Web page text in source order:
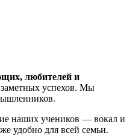
любителей и
успехов. Мы
наших учеников — вокал и
удобно для всей семьи.